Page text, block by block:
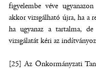
figyelembe véve
akkor vizsgálható újra, ha a
ha ugyanaz a tartalma, de
vizsgálatát kéri az
[25] Az Önkormányzati